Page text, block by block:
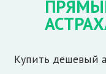
Купить дешевый